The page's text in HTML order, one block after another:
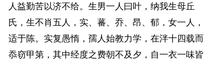
人益勤苦以济不给。生男一人曰叶，纳我生母丘
氏，生不肖五人，实、蕃、乔、昂、郁，女一人，
适于陈。实复愚惰，孺人始教力学，在泮十四载而
忝窃甲第，其中经度之费朝不及夕，自一衣一味皆